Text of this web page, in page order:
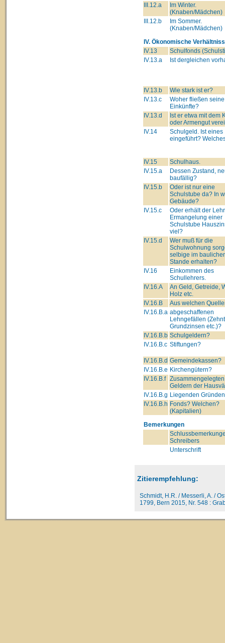
III.12.a
Im Winter.
(Knaben/Mädchen)
III.12.b
Im Sommer.
(Knaben/Mädchen)
IV. Ökonomische
IV.13
Schulfonds
IV.13.a
Ist dergleichen
IV.13.b
Wie stark ist er?
IV.13.c
Woher fließen seine
Einkünfte?
IV.13.d
Ist er etwa mit dem
oder Armengut
IV.14
Schulgeld. Ist eines
eingeführt?
IV.15
Schulhaus.
IV.15.a
Dessen Zustand,
baufällig?
IV.15.b
Oder ist nur eine
Schulstube da? In
Gebäude?
IV.15.c
Oder erhält der
Ermangelung einer
Schulstube
viel?
IV.15.d
Wer muß für die
Schulwohnung
selbige im
Stande erhalten?
IV.16
Einkommen des
Schullehrers.
IV.16.A
An Geld, Getreide,
Holz etc.
IV.16.B
Aus welchen
IV.16.B.a abgeschaffenen
Lehngefällen
Grundzinsen etc.)?
IV.16.B.b Schulgeldern?
IV.16.B.c Stiftungen?
IV.16.B.d Gemeindekassen?
IV.16.B.e Kirchengütern?
IV.16.B.f Zusammengelegten
Geldern der
IV.16.B.g Liegenden
IV.16.B.h Fonds? Welchen?
(Kapitalien)
Bemerkungen
Schreibers
Unterschrift
Zitierempfehlung:
Schmidt, H.R. / Messerli, A. /
1799, Bern 2015, Nr. 548 :